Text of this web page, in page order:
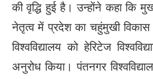
की वृद्धि हुई है। उन्होंने कहा कि
नेतृत्व में प्रदेश का चहुंमुखी विकास
विश्वविद्यालय को हेरिटेज
अनुरोध किया। पंतनगर